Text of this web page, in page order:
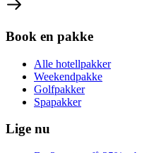
Book en pakke
Alle hotellpakker
Weekendpakke
Golfpakker
Spapakker
Lige nu